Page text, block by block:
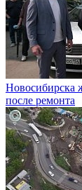
Новосибирска
после ремонта